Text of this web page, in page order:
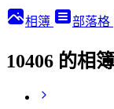
相簿 部落格
10406 的相